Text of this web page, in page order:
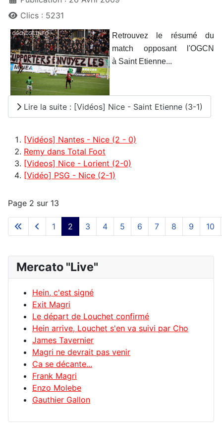
Clics : 5231
Retrouvez le résumé du
match opposant l'OGCN
à Saint Etienne...
Lire la suite : [Vidéos] Nice - Saint Etienne (3-1)
[Vidéos] Nantes - Nice (2 - 0)
Remy dans Total Foot
[Videos] Nice - Lorient (2-0)
[Vidéo] PSG - Nice (2-1)
Page 2 sur 13
1 2 3 4 5 6 7 8 9 10
Mercato "Live"
Hein, c'est signé
Exit Magri
Le départ de Louchet confirmé
Hein arrive, Louchet s'en va suivi par Cho
James Tavernier
Magri ne devrait pas venir
Ca se décante...
Frank Magri
Enzo Molebe
Gauthier Gallon